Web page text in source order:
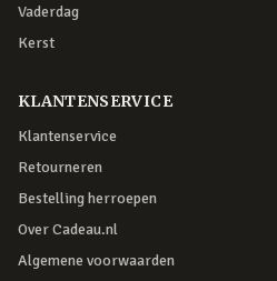
Vaderdag
Kerst
KLANTENSERVICE
Klantenservice
Retourneren
Bestelling herroepen
Over Cadeau.nl
Algemene voorwaarden